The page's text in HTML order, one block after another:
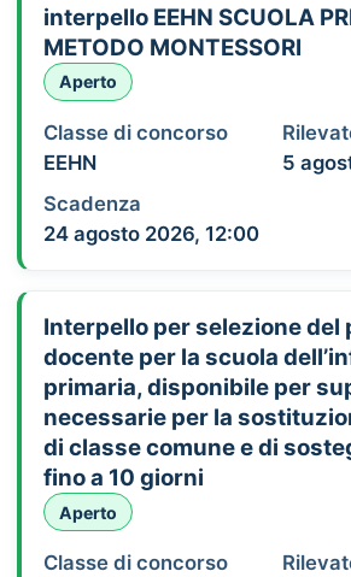
interpello EEHN SCUOLA
METODO MONTESSORI
Aperto
Classe di concorso
EEHN
5
Scadenza
24 agosto 2026, 12:00
Interpello per selezione del
docente per la scuola
primaria, disponibile per
necessarie per la
di classe comune e di
fino a 10 giorni
Aperto
Classe di concorso